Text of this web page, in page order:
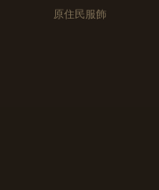
原住民服飾